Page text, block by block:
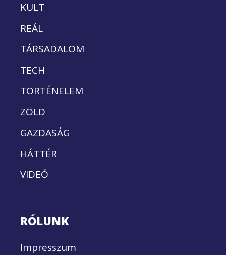
KULT
REÁL
TÁRSADALOM
TECH
TÖRTÉNELEM
ZÖLD
GAZDASÁG
HÁTTÉR
VIDEÓ
RÓLUNK
Impresszum